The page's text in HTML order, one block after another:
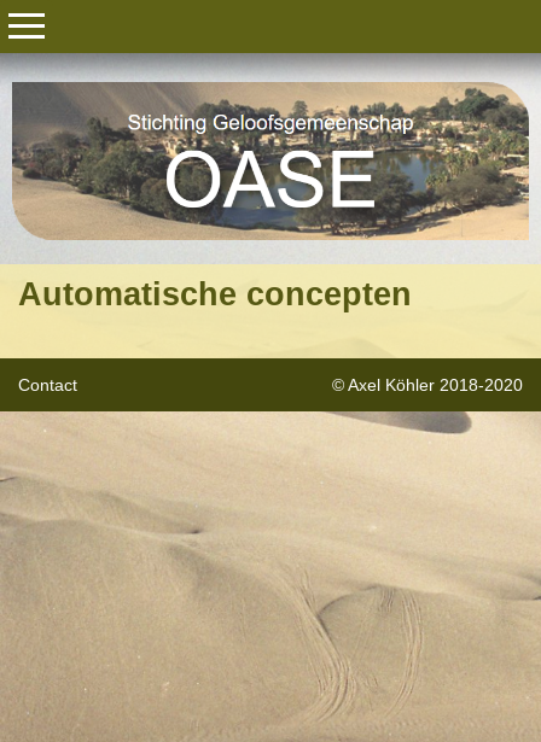
Automatische concepten
Contact © Axel Köhler 2018-2020